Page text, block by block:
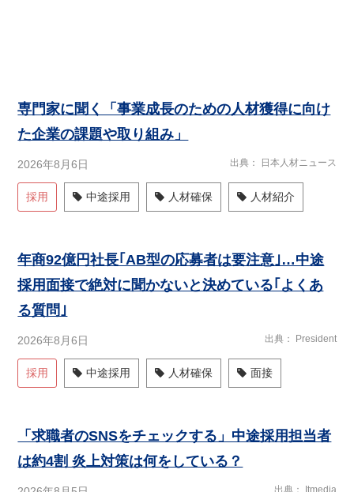
専門家に聞く「事業成長のための人材獲得に向け
た企業の課題や取り組み」
2026年8月6日 出典 日本人材ニュース
採用 中途採用 人材確保 人材紹介
年商92億円社長｢AB型の応募者は要注意｣…中途
採用面接で絶対に聞かないと決めている｢よくあ
る質問｣
2026年8月6日 出典 President
採用 中途採用 人材確保 面接
「求職者のSNSをチェックする」中途採用担当者
は約4割 炎上対策は何をしている？
出典 Itmedia